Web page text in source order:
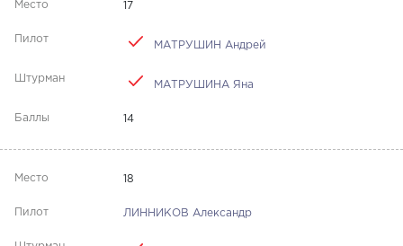
17
МАТРУШИН Андрей
МАТРУШИНА Яна
14
18
ЛИННИКОВ Александр